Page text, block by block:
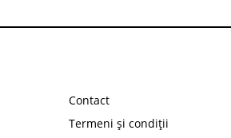
Contact
Termeni și condiții